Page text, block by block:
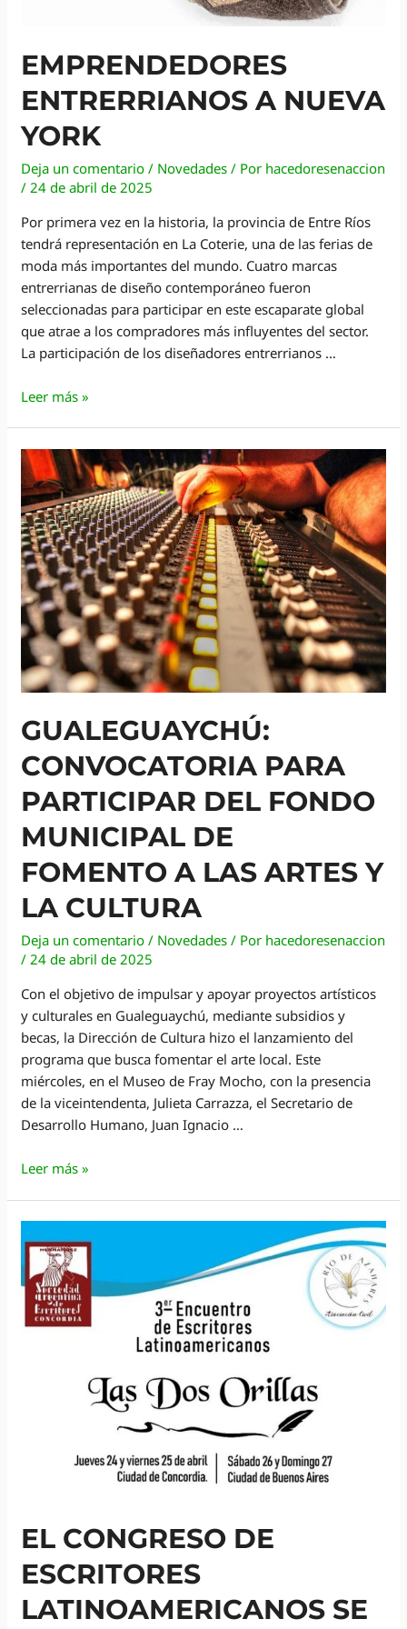
EMPRENDEDORES
ENTRERRIANOS A NUEVA
YORK
Deja un comentario / Novedades / Por hacedoresenaccion
/ 24 de abril de 2025
Por primera vez en la historia, la provincia de Entre Ríos
tendrá representación en La Coterie, una de las ferias de
moda más importantes del mundo. Cuatro marcas
entrerrianas de diseño contemporáneo fueron
seleccionadas para participar en este escaparate global
que atrae a los compradores más influyentes del sector.
La participación de los diseñadores entrerrianos …
Emprendedores
Nueva
York
Leer más »
GUALEGUAYCHÚ:
CONVOCATORIA PARA
PARTICIPAR DEL FONDO
MUNICIPAL DE
FOMENTO A LAS ARTES Y
LA CULTURA
Deja un comentario / Novedades / Por hacedoresenaccion
/24 de abril de 2025
Con el objetivo de impulsar y apoyar proyectos artísticos
y culturales en Gualeguaychú, mediante subsidios y
becas, la Dirección de Cultura hizo el lanzamiento del
programa que busca fomentar el arte local. Este
miércoles, en el Museo de Fray Mocho, con la presencia
de la viceintendenta, Julieta Carrazza, el Secretario de
Desarrollo Humano, Juan Ignacio …
Gualeguaychú:
del
Fondo
Municipal
de
Leer más »
EL CONGRESO DE
ESCRITORES
LATINOAMERICANOS SE